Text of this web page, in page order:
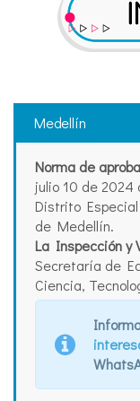
Medellín
Norma de
julio 10 de
Distrito
de Medellín.
La Inspección y
Secretaría de
Ciencia,